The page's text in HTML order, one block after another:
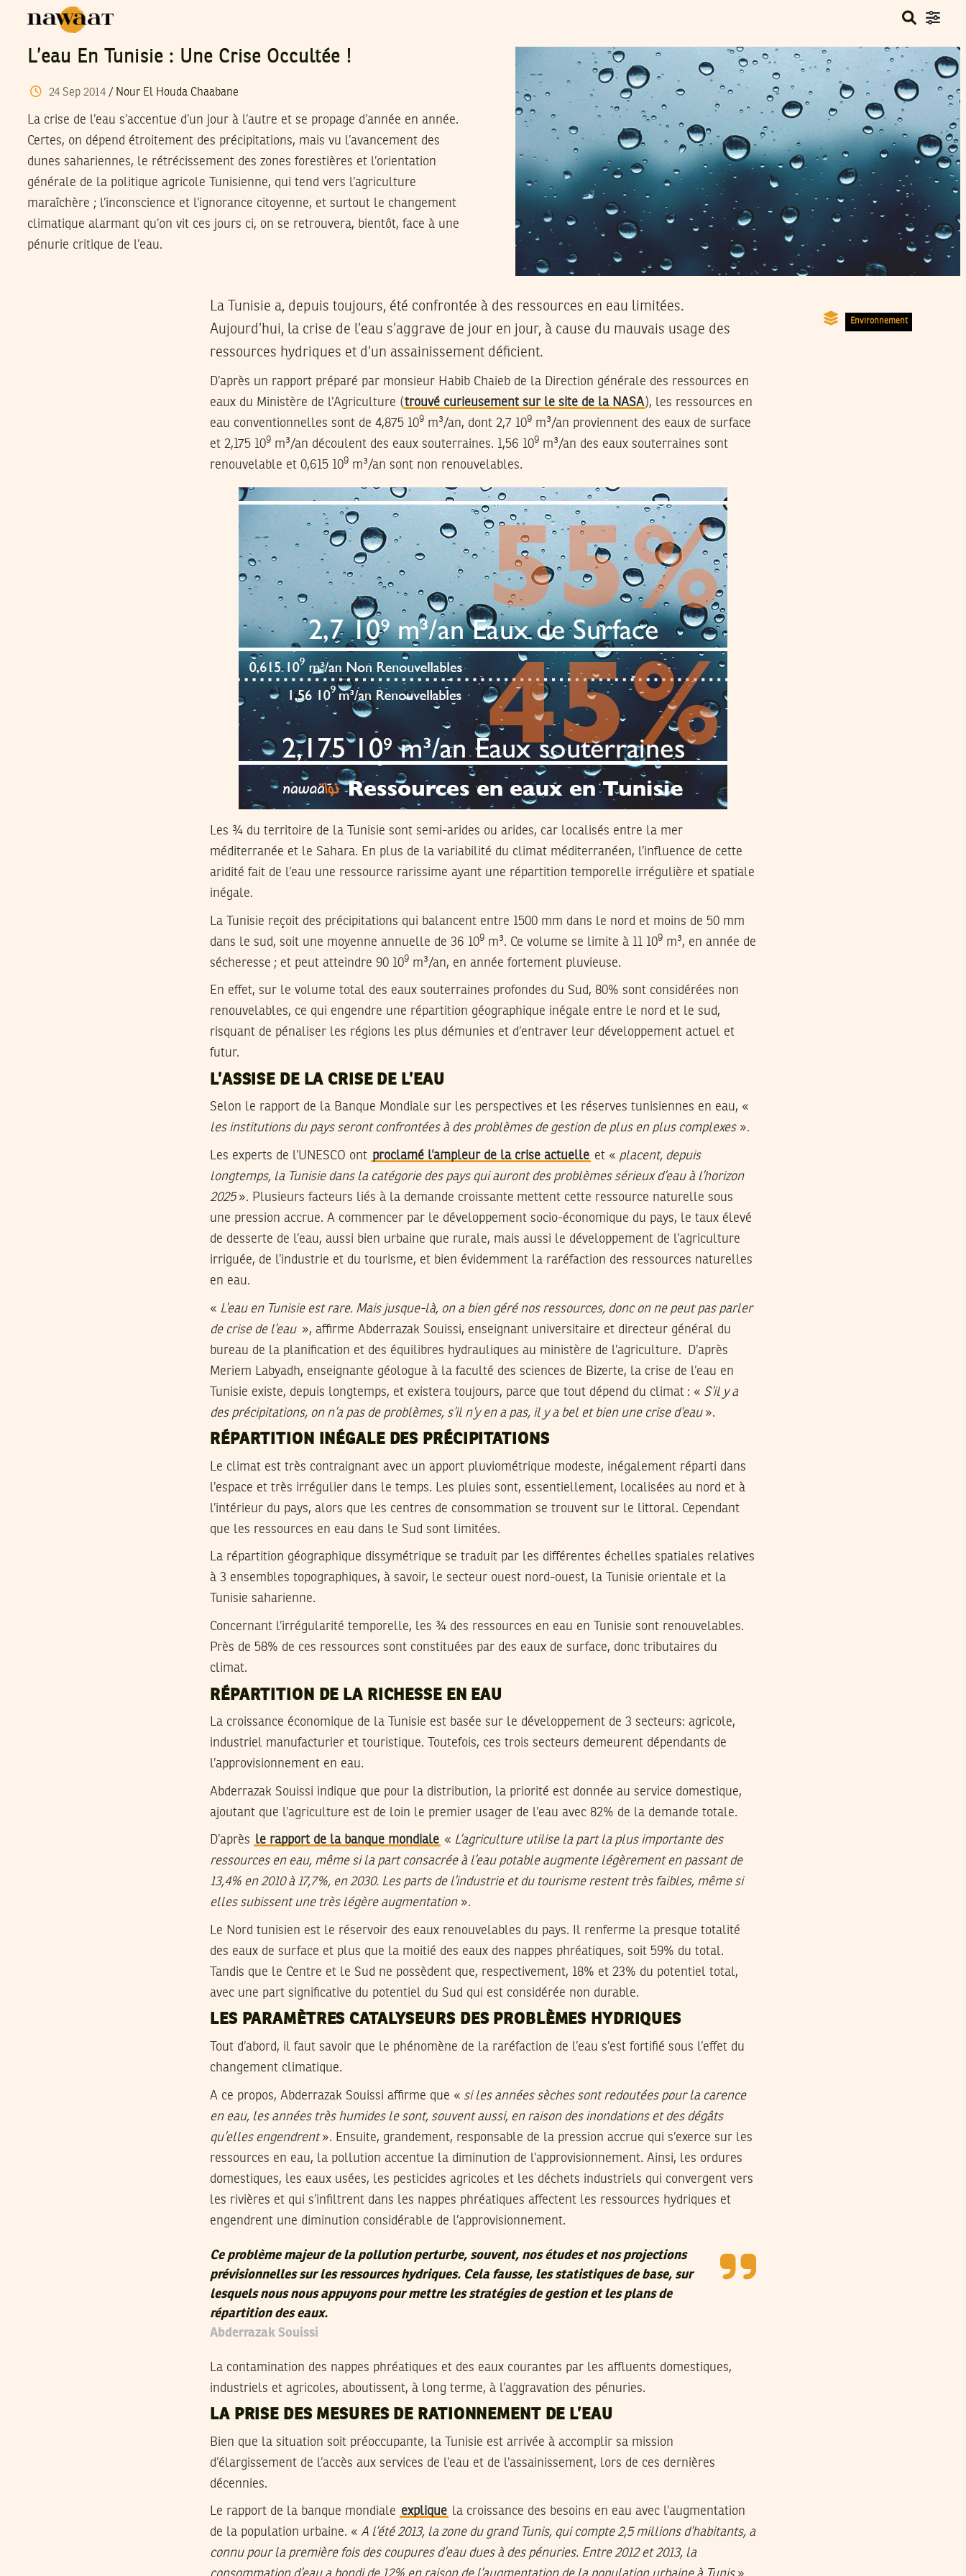
L’eau En Tunisie : Une Crise Occultée !
24 Sep 2014/ Nour El Houda Chaabane
La crise de l’eau s’accentue d’un jour à l’autre et se propage d’année en année.
Certes, on dépend étroitement des précipitations, mais vu l’avancement des
dunes sahariennes, le rétrécissement des zones forestières et l’orientation
générale de la politique agricole Tunisienne, qui tend vers l’agriculture
maraîchère ; l’inconscience et l’ignorance citoyenne, et surtout le changement
climatique alarmant qu’on vit ces jours ci, on se retrouvera, bientôt, face à une
pénurie critique de l’eau.
Environnement
La Tunisie a, depuis toujours, été confrontée à des ressources en eau limitées.
Aujourd’hui, la crise de l’eau s’aggrave de jour en jour, à cause du mauvais usage des
ressources hydriques et d’un assainissement déficient.
D’après un rapport préparé par monsieur Habib Chaieb de la Direction générale des ressources en
eaux du Ministère de l’Agriculture (trouvé curieusement sur le site de la NASA), les ressources en
eau conventionnelles sont de 4,875 109 m³/an, dont 2,7 109 m³/an proviennent des eaux de surface
et 2,175 109 m³/an découlent des eaux souterraines. 1,56 109 m³/an des eaux souterraines sont
renouvelable et 0,615 109 m³/an sont non renouvelables.
Les ¾ du territoire de la Tunisie sont semi-arides ou arides, car localisés entre la mer
méditerranée et le Sahara. En plus de la variabilité du climat méditerranéen, l’influence de cette
aridité fait de l’eau une ressource rarissime ayant une répartition temporelle irrégulière et spatiale
inégale.
La Tunisie reçoit des précipitations qui balancent entre 1500 mm dans le nord et moins de 50 mm
dans le sud, soit une moyenne annuelle de 36 109 m³. Ce volume se limite à 11 109 m³, en année de
sécheresse ; et peut atteindre 90 109 m³/an, en année fortement pluvieuse.
En effet, sur le volume total des eaux souterraines profondes du Sud, 80% sont considérées non
renouvelables, ce qui engendre une répartition géographique inégale entre le nord et le sud,
risquant de pénaliser les régions les plus démunies et d’entraver leur développement actuel et
futur.
L’ASSISE DE LA CRISE DE L’EAU
Selon le rapport de la Banque Mondiale sur les perspectives et les réserves tunisiennes en eau, «
les institutions du pays seront confrontées à des problèmes de gestion de plus en plus complexes».
Les experts de l’UNESCO ont proclamé l’ampleur de la crise actuelle et « placent, depuis
longtemps, la Tunisie dans la catégorie des pays qui auront des problèmes sérieux d’eau à l’horizon
2025». Plusieurs facteurs liés à la demande croissante mettent cette ressource naturelle sous
une pression accrue. A commencer par le développement socio-économique du pays, le taux élevé
de desserte de l’eau, aussi bien urbaine que rurale, mais aussi le développement de l’agriculture
irriguée, de l’industrie et du tourisme, et bien évidemment la raréfaction des ressources naturelles
en eau.
« L’eau en Tunisie est rare. Mais jusque-là, on a bien géré nos ressources, donc on ne peut pas parler
de crise de l’eau», affirme Abderrazak Souissi, enseignant universitaire et directeur général du
bureau de la planification et des équilibres hydrauliques au ministère de l’agriculture. D’après
Meriem Labyadh, enseignante géologue à la faculté des sciences de Bizerte, la crise de l’eau en
Tunisie existe, depuis longtemps, et existera toujours, parce que tout dépend du climat : « S’il y a
des précipitations, on n’a pas de problèmes, s’il n’y en a pas, il y a bel et bien une crise d’eau».
RÉPARTITION INÉGALE DES PRÉCIPITATIONS
Le climat est très contraignant avec un apport pluviométrique modeste, inégalement réparti dans
l’espace et‎ très irrégulier dans le temps. Les pluies sont, essentiellement, localisées au nord et à
l’intérieur du pays, alors que les centres de consommation se trouvent sur le littoral. Cependant
que les ressources en eau dans le Sud sont limitées.
La répartition géographique dissymétrique se traduit par les différentes échelles spatiales relatives
à 3 ensembles topographiques, à savoir, le secteur ouest nord-ouest, la Tunisie orientale et la
Tunisie saharienne.
Concernant l’irrégularité temporelle, les ¾ des ressources en eau en Tunisie sont renouvelables.
Près de 58% de ces ressources sont constituées par des eaux de surface, donc tributaires du
climat.
RÉPARTITION DE LA RICHESSE EN EAU
La croissance économique de la Tunisie est basée sur le développement de 3 secteurs: agricole,
industriel manufacturier et touristique. Toutefois, ces trois secteurs demeurent dépendants de
l’approvisionnement en eau.
Abderrazak Souissi indique que pour la distribution, la priorité est donnée au service domestique,
ajoutant que l’agriculture est de loin le premier usager de l’eau avec 82% de la demande totale.
D’après le rapport de la banque mondiale « L’agriculture utilise la part la plus importante des
ressources en eau, même si la part consacrée à l’eau potable augmente légèrement en passant de
13,4% en 2010 à 17,7%, en 2030. Les parts de l’industrie et du tourisme restent très faibles, même si
elles subissent une très légère augmentation».
Le Nord tunisien est le réservoir des eaux renouvelables du pays. Il renferme la presque totalité
des eaux de surface et plus que la moitié des eaux des nappes phréatiques, soit 59% du total.
Tandis que le Centre et le Sud ne possèdent que, respectivement, 18% et 23% du potentiel total,
avec une part significative du potentiel du Sud qui est considérée non durable.
LES PARAMÈTRES CATALYSEURS DES PROBLÈMES HYDRIQUES
Tout d’abord, il faut savoir que le phénomène de la raréfaction de l’eau s’est fortifié sous l’effet du
changement climatique.
A ce propos, Abderrazak Souissi affirme que « si les années sèches sont redoutées pour la carence
en eau, les années très humides le sont, souvent aussi, en raison des inondations et des dégâts
qu’elles engendrent». Ensuite, grandement, responsable de la pression accrue qui s’exerce sur les
ressources en eau, la pollution accentue la diminution de l’approvisionnement. Ainsi, les ordures
domestiques, les eaux usées, les pesticides agricoles et les déchets industriels qui convergent vers
les rivières et qui s’infiltrent dans les nappes phréatiques affectent les ressources hydriques et
engendrent une diminution considérable de l’approvisionnement.
Ce problème majeur de la pollution perturbe, souvent, nos études et nos projections
prévisionnelles sur les ressources hydriques. Cela fausse, les statistiques de base, sur
lesquels nous nous appuyons pour mettre les stratégies de gestion et les plans de
répartition des eaux.
Abderrazak Souissi
La contamination des nappes phréatiques et des eaux courantes par les affluents domestiques,
industriels et agricoles, aboutissent, à long terme, à l’aggravation des pénuries.
LA PRISE DES MESURES DE RATIONNEMENT DE L’EAU
Bien que la situation soit préoccupante, la Tunisie est arrivée à accomplir sa mission
d’élargissement de l’accès aux services de l’eau et de l’assainissement, lors de ces dernières
décennies.
Le rapport de la banque mondiale explique la croissance des besoins en eau avec l’augmentation
de la population urbaine. « A l’été 2013, la zone du grand Tunis, qui compte 2,5 millions d’habitants, a
connu pour la première fois des coupures d’eau dues à des pénuries. Entre 2012 et 2013, la